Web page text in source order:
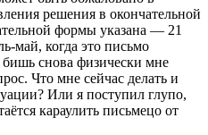
решения в окончательной
формы указана — 21
май, когда это письмо
бишь снова физически мне
Что мне сейчас делать и
Или я поступил глупо,
караулить письмецо от